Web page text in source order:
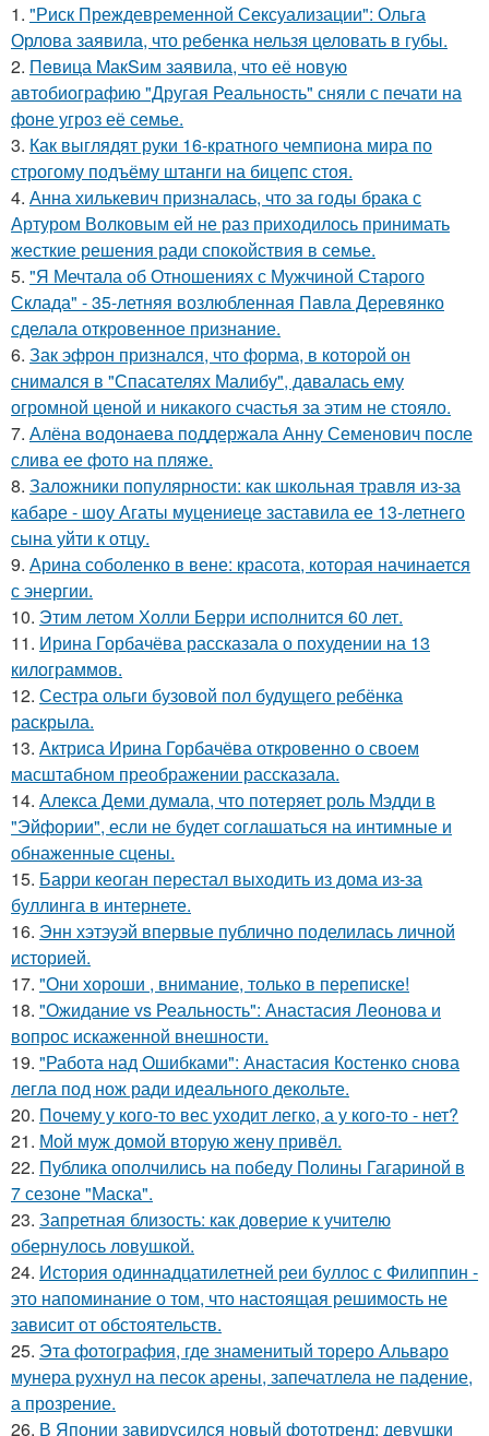
1. "Риск Преждевременной Сексуализации": Ольга
Орлова заявила, что ребенка нельзя целовать в губы.
2. Пeвица MакSим заявила, что её новую
автобиографию "Другая Реальность" сняли с печати на
фоне угроз её семье.
3. Как выглядят руки 16-кратного чемпиона мира по
строгому подъёму штанги на бицепс стоя.
4. Анна хилькевич призналась, что за годы брака с
Артуром Волковым ей не раз приходилось принимать
жесткие решения ради спокойствия в семье.
5. "Я Мечтала об Отношениях с Мужчиной Старого
Склада" - 35-летняя возлюбленная Павла Деревянко
сделала откровенное признание.
6. Зак эфрон признался, что форма, в которой он
снимался в "Спасателях Малибу", давалась ему
огромной ценой и никакого счастья за этим не стояло.
7. Алёна водонаева поддержала Анну Семенович после
слива ее фото на пляже.
8. Заложники популярности: как школьная травля из-за
кабаре - шоу Агаты муцениеце заставила ее 13-летнего
сына уйти к отцу.
9. Арина соболенко в вене: красота, которая начинается
с энергии.
10. Этим летом Холли Берри исполнится 60 лет.
11. Ирина Горбачёва рассказала о похудении на 13
килограммов.
12. Сестра ольги бузовой пол будущего ребёнка
раскрыла.
13. Актриса Ирина Горбачёва откровенно о своем
масштабном преображении рассказала.
14. Алекса Деми думала, что потеряет роль Мэдди в
"Эйфории", если не будет соглашаться на интимные и
обнаженные сцены.
15. Барри кеоган перестал выходить из дома из-за
буллинга в интернете.
16. Энн хэтэуэй впервые публично поделилась личной
историей.
17. "Они хороши , внимание, только в переписке!
18. "Ожидание vs Реальность": Анастасия Леонова и
вопрос искаженной внешности.
19. "Работа над Ошибками": Анастасия Костенко снова
легла под нож ради идеального декольте.
20. Почему у кого-то вес уходит легко, а у кого-то - нет?
21. Мой муж домой вторую жену привёл.
22. Публика ополчились на победу Полины Гагариной в
7 сезоне "Маска".
23. Запретная близость: как доверие к учителю
обернулось ловушкой.
24. История одиннадцатилетней реи буллос с Филиппин -
это напоминание о том, что настоящая решимость не
зависит от обстоятельств.
25. Эта фотография, где знаменитый тореро Альваро
мунера рухнул на песок арены, запечатлела не падение,
а прозрение.
26. В Японии завирусился новый фототренд: девушки